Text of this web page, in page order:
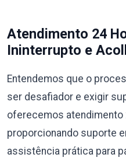
Atendimento 24
Ininterrupto e
Entendemos que o
ser desafiador e exigir
oferecemos atendimento
proporcionando suporte
assistência prática para